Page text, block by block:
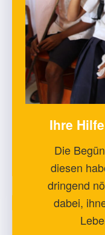
Ihre
Die
diesen
dringend
dabei,